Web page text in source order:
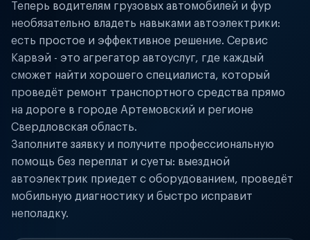
Теперь водителям грузовых автомобилей и фур
необязательно владеть навыками автоэлектрики:
есть простое и эффективное решение. Сервис
Карвэй - это агрегатор автоуслуг, где каждый
сможет найти хорошего специалиста, который
проведёт ремонт транспортного средства прямо
на дороге в городе Артемовский и регионе
Свердловская область.
Заполните заявку и получите профессиональную
помощь без переплат и суеты: выездной
автоэлектрик приедет с оборудованием, проведёт
мобильную диагностику и быстро исправит
неполадку.